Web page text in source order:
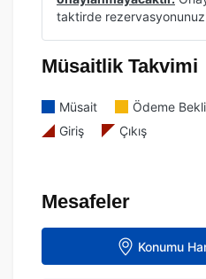
taktirde rezervasyonunuz
Müsaitlik Takvimi
Müsait Ödeme
Giriş
Çıkış
Mesafeler
Konumu